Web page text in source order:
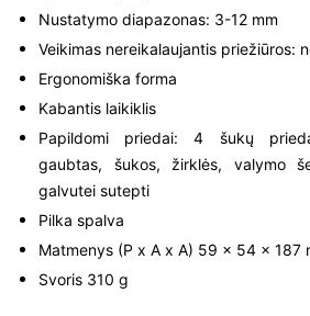
Nustatymo diapazonas: 3-12 mm
Veikimas nereikalaujantis priežiūros:
Ergonomiška forma
Kabantis laikiklis
Papildomi priedai: 4 šukų
gaubtas, šukos, žirklės, valymo
galvutei sutepti
Pilka spalva
Matmenys (P x A x A) 59 x 54 x 187
Svoris 310 g